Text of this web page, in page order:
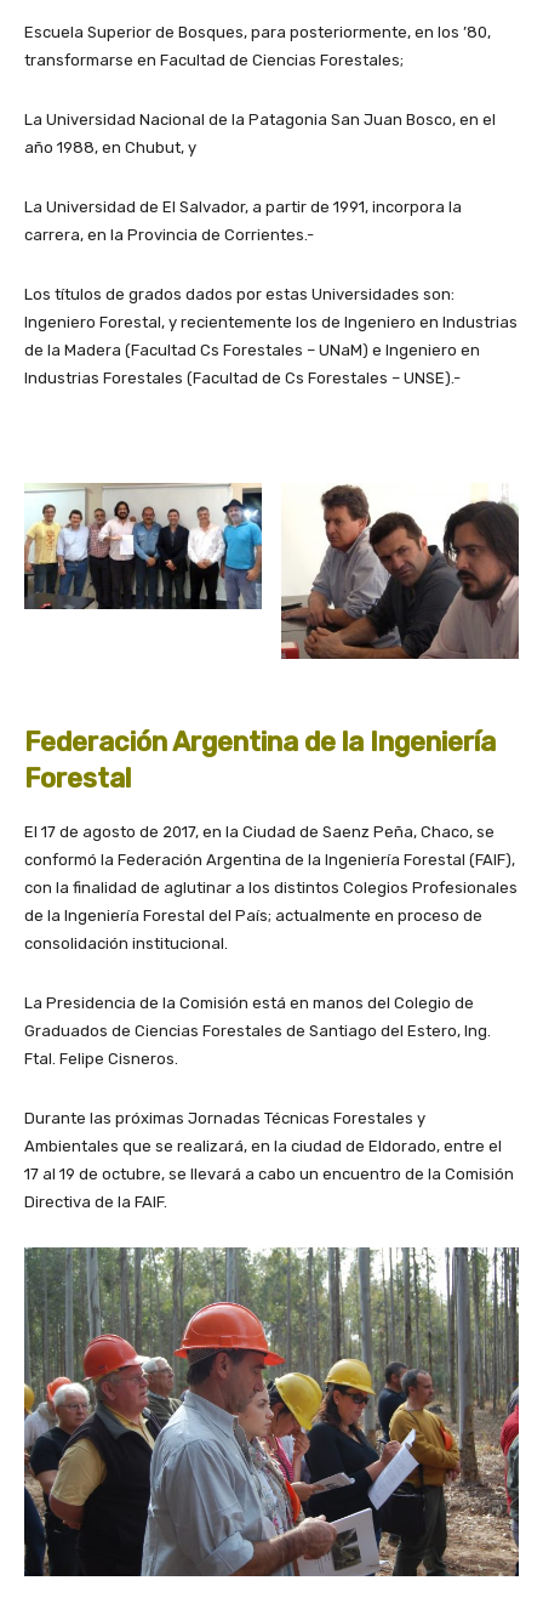
Escuela Superior de Bosques, para posteriormente, en los ’80,
transformarse en Facultad de Ciencias Forestales;
La Universidad Nacional de la Patagonia San Juan Bosco, en el
año 1988, en Chubut, y
La Universidad de El Salvador, a partir de 1991, incorpora la
carrera, en la Provincia de Corrientes.-
Los títulos de grados dados por estas Universidades son:
Ingeniero Forestal, y recientemente los de Ingeniero en Industrias
de la Madera (Facultad Cs Forestales – UNaM) e Ingeniero en
Industrias Forestales (Facultad de Cs Forestales – UNSE).-
Federación Argentina de la Ingeniería
Forestal
El 17 de agosto de 2017, en la Ciudad de Saenz Peña, Chaco, se
conformó la Federación Argentina de la Ingeniería Forestal (FAIF),
con la finalidad de aglutinar a los distintos Colegios Profesionales
de la Ingeniería Forestal del País; actualmente en proceso de
consolidación institucional.
La Presidencia de la Comisión está en manos del Colegio de
Graduados de Ciencias Forestales de Santiago del Estero, Ing.
Ftal. Felipe Cisneros.
Durante las próximas Jornadas Técnicas Forestales y
Ambientales que se realizará, en la ciudad de Eldorado, entre el
17 al 19 de octubre, se llevará a cabo un encuentro de la Comisión
Directiva de la FAIF.